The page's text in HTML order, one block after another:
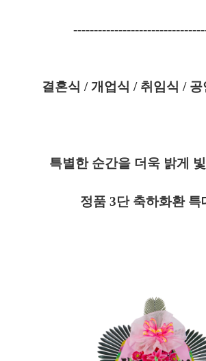
결혼식 /개업식 / 취임식 / 공
특별한 순간을 더욱 밝게
정품 3단 축하화환 특